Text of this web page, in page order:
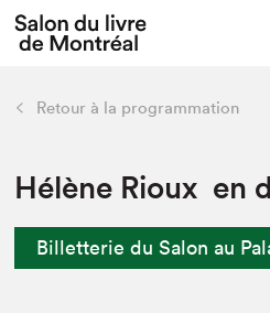
L'événement
Préparer sa visite
Actualités
retour
Préparer sa visite
Liens pratiques
Retour à la programmation
Hélène Rioux en
Billetterie du Salon au